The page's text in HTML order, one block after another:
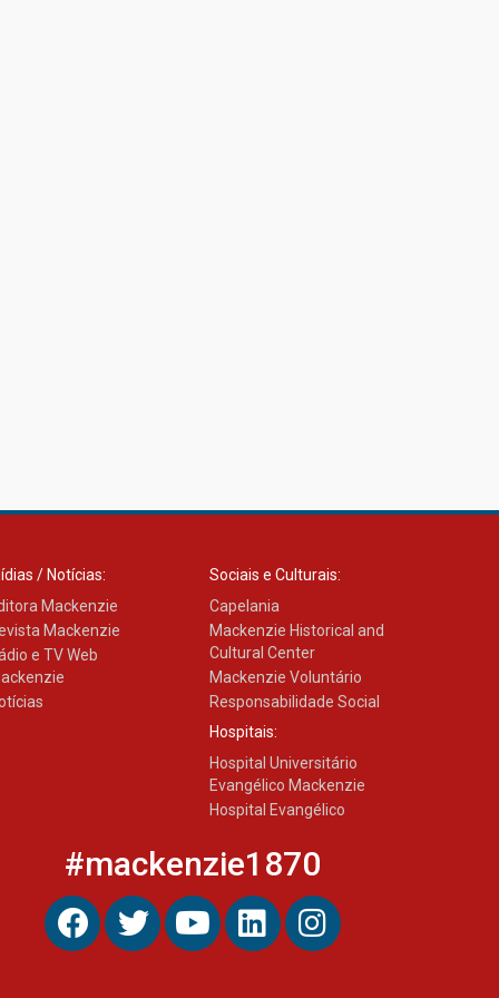
/ Notícias:
Mackenzie
Mackenzie
e TV Web
Sociais e Culturais:
Capelania
Mackenzie Historical and
Cultural Center
Mackenzie Voluntário
Responsabilidade Social
Hospitais:
Hospital Universitário
Evangélico Mackenzie
Hospital Evangélico
#mackenzie1870